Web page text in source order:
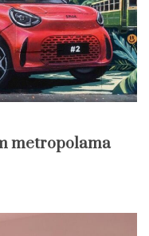
metropolama